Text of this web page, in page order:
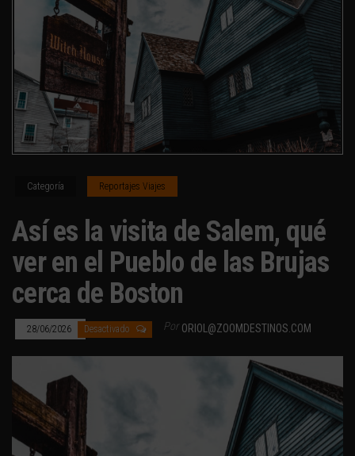
Categoría Reportajes Viajes
Así es la visita de Salem, qué
ver en el Pueblo de las Brujas
cerca de Boston
28/06/2026 Desactivado Por ORIOL@ZOOMDESTINOS.COM